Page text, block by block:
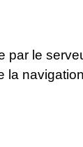
par le
la